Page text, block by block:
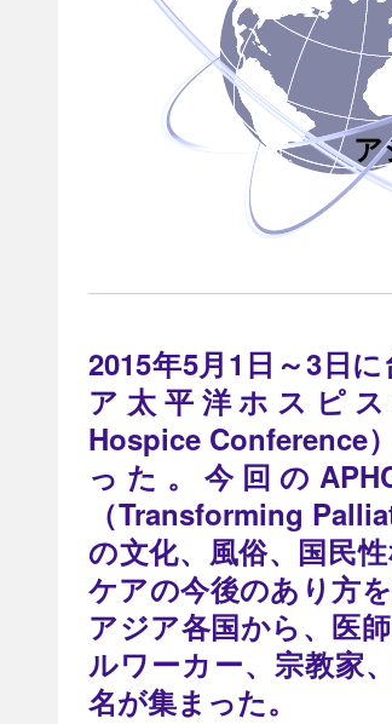
ア
2015年5月1日～3日
ア太平洋ホスピス
Hospice Conference
った。今回の
（Transforming
の文化、風俗、国民
ケアの今後のあり方
アジア各国から、医
ルワーカー、宗教家
名が集まった。